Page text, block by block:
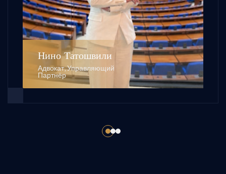
Нино Татошвили
Адвокат, Управляющий
Партнёр